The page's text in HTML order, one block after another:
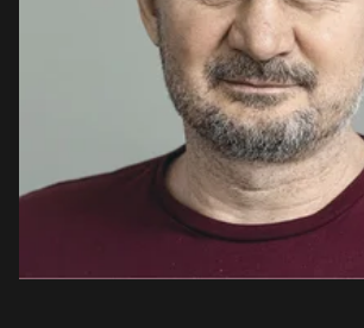
EURÓPA JÖVŐFESZTIVÁLJA
INGYENES DIÁK- ÉS